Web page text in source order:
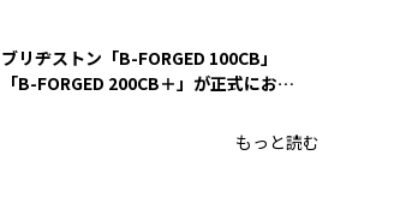
ブリヂストン「B-FORGED 100CB」
「B-FORGED 200CB＋」が正式にお披
もっと読む